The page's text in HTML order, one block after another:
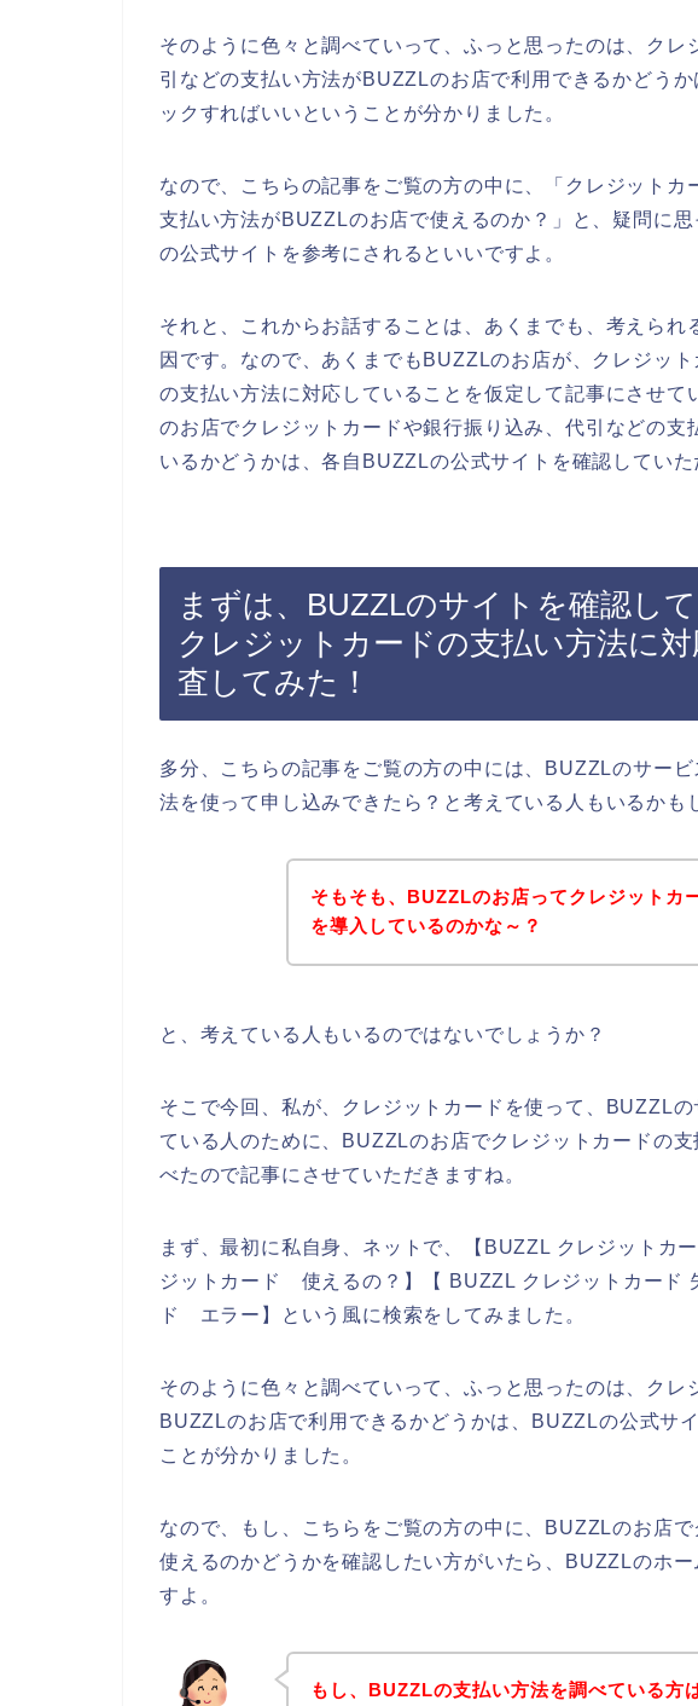
そのように色々と調べていって、ふっと思ったのは、クレ
引などの支払い方法がBUZZLのお店で利用できるかどう
ックすればいいということが分かりました。
なので、こちらの記事をご覧の方の中に、「クレジットカ
支払い方法がBUZZLのお店で使えるのか？」と、疑問に
の公式サイトを参考にされるといいですよ。
それと、これからお話することは、あくまでも、考えられ
因です。なので、あくまでもBUZZLのお店が、クレジッ
の支払い方法に対応していることを仮定して記事にさせ
のお店でクレジットカードや銀行振り込み、代引などの支
いるかどうかは、各自BUZZLの公式サイトを確認していた
まずは、BUZZLのサイトを確認し
クレジットカードの支払い方法に
査してみた！
多分、こちらの記事をご覧の方の中には、BUZZLのサー
法を使って申し込みできたら？と考えている人もいるかも
そもそも、BUZZLのお店ってクレジットカ
を導入しているのかな～？
と、考えている人もいるのではないでしょうか？
そこで今回、私が、クレジットカードを使って、BUZZL
ている人のために、BUZZLのお店でクレジットカードの
べたので記事にさせていただきますね。
まず、最初に私自身、ネットで、【BUZZL クレジットカ
ジットカード 使えるの？】【 BUZZL クレジットカード
ド エラー】という風に検索をしてみました。
そのように色々と調べていって、ふっと思ったのは、クレ
BUZZLのお店で利用できるかどうかは、BUZZLの公式サ
ことが分かりました。
なので、もし、こちらをご覧の方の中に、BUZZLのお店
使えるのかどうかを確認したい方がいたら、BUZZLのホ
すよ。
もし、BUZZLの支払い方法を調べている方